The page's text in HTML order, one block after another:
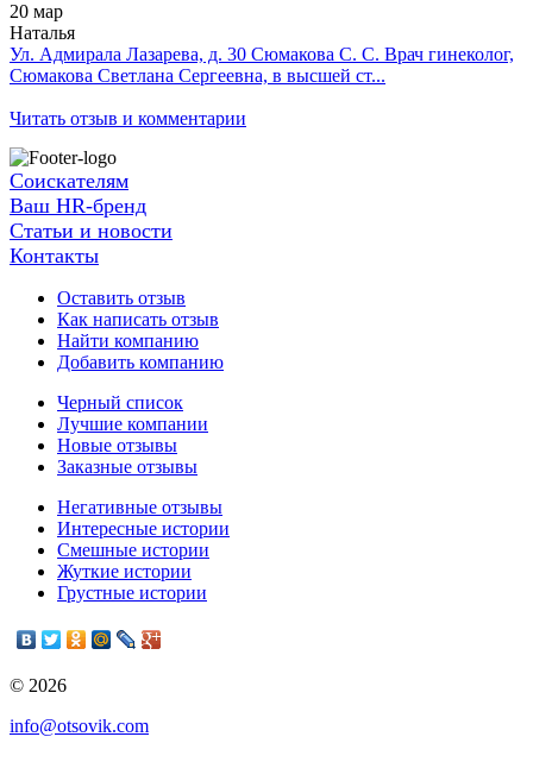
20 мар
Наталья
Ул. Адмирала Лазарева, д. 30 Сюмакова С. С. Врач гинеколог,
Сюмакова Светлана Сергеевна, в высшей ст...
Читать отзыв и комментарии
Соискателям
Ваш HR-бренд
Статьи и новости
Контакты
Оставить отзыв
Как написать отзыв
Найти компанию
Добавить компанию
Черный список
Лучшие компании
Новые отзывы
Заказные отзывы
Негативные отзывы
Интересные истории
Смешные истории
Жуткие истории
Грустные истории
© 2026
info@otsovik.com